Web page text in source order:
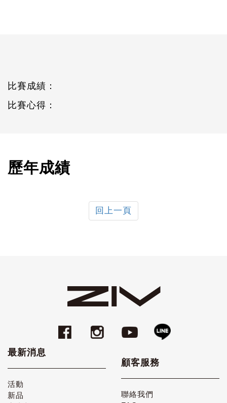
比賽成績：
比賽心得：
歷年成績
回上一頁
最新消息
活動
新品
顧客服務
聯絡我們